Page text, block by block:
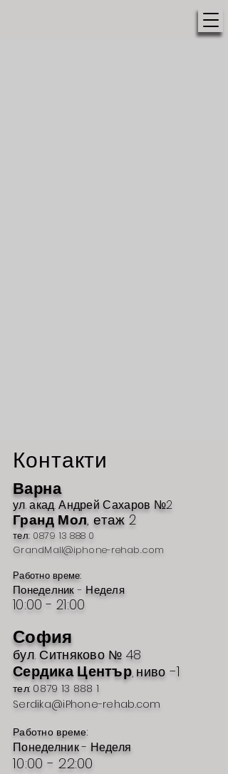
Контакти
Варна
ул. акад. Андрей Сахаров №2
Гранд Мол, етаж 2
тел: 0879 13 888 0
GrandMall@iphone-rehab.com
Работно време:
Понеделник - Неделя
10:00 - 21:00
София
бул. Ситняково № 48
Сердика Център, ниво -1
тел: 0879 13 888 1
Serdika@iPhone-rehab.com
Работно време:
Понеделник - Неделя
10:00 - 22:00